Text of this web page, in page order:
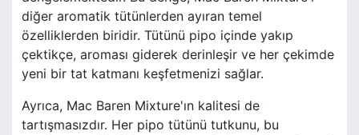
diğer aromatik tütünlerden ayıran temel
özelliklerden biridir. Tütünü pipo içinde yakıp
çektikçe, aroması giderek derinleşir ve her çekimde
yeni bir tat katmanı keşfetmenizi sağlar.
Ayrıca, Mac Baren Mixture'ın kalitesi de
tartışmasızdır. Her pipo tütünü tutkunu, bu